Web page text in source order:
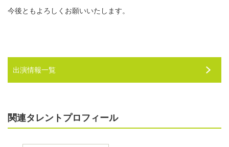
今後ともよろしくお願いいたします。
出演情報一覧
関連タレントプロフィール